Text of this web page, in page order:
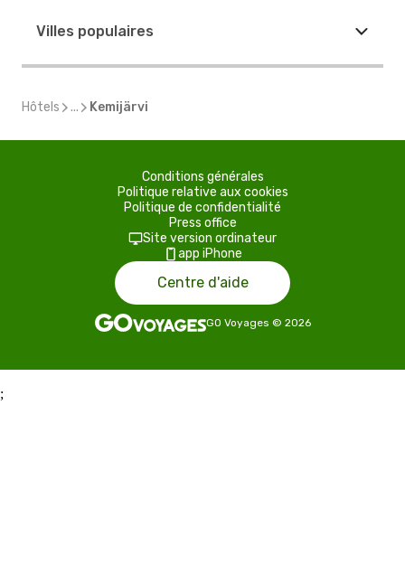
Villes populaires
Hôtels ... Kemijärvi
Conditions générales
Politique relative aux cookies
Politique de confidentialité
Press office
Site version ordinateur
app iPhone
Centre d'aide
GO Voyages © 2026
;